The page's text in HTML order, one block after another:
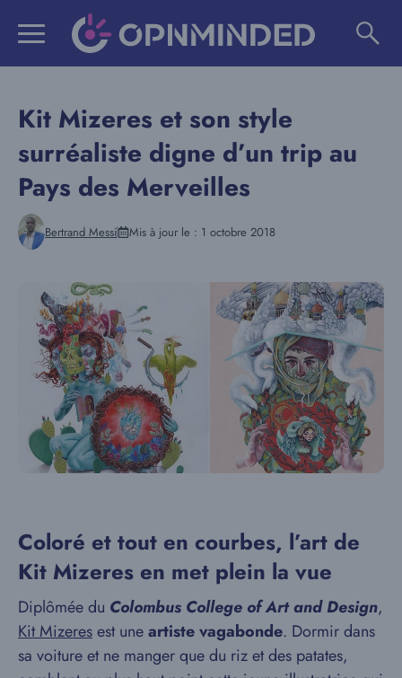
Kit Mizeres et son style
surréaliste digne d’un trip au
Pays des Merveilles
Bertrand Messi Mis à jour le : 1 octobre 2018
Coloré et tout en courbes, l’art de
Kit Mizeres en met plein la vue
Diplômée du Colombus College of Art and Design,
Kit Mizeresest uneartiste vagabonde. Dormir dans
sa voiture et ne manger que du riz et des patates,